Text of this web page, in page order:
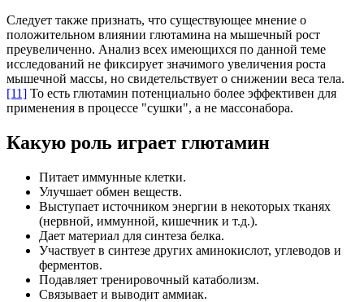
Следует также признать, что существующее мнение о
положительном влиянии глютамина на мышечный рост
преувеличенно. Анализ всех имеющихся по данной теме
исследований не фиксирует значимого увеличения роста
мышечной массы, но свидетельствует о снижении веса тела.
[11] То есть глютамин потенциально более эффективен для
применения в процессе "сушки", а не массонабора.
Какую роль играет глютамин
Питает иммунные клетки.
Улучшает обмен веществ.
Выступает источником энергии в некоторых тканях
(нервной, иммунной, кишечник и т.д.).
Дает материал для синтеза белка.
Участвует в синтезе других аминокислот, углеводов и
ферментов.
Подавляет тренировочный катаболизм.
Связывает и выводит аммиак.